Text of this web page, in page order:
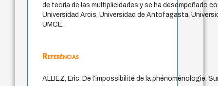
de teoría de las multiplicidades y se ha desempeñado
Universidad Arcis, Universidad de Antofagasta,
UMCE.
Referências
ALLIEZ, Eric. De l’impossibilité de la phénoménologie.